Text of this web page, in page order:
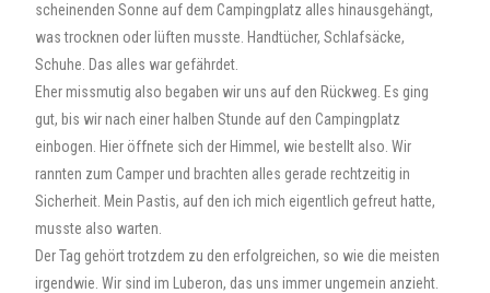
scheinenden Sonne auf dem Campingplatz alles hinausgehängt,
was trocknen oder lüften musste. Handtücher, Schlafsäcke,
Schuhe. Das alles war gefährdet.
Eher missmutig also begaben wir uns auf den Rückweg. Es ging
gut, bis wir nach einer halben Stunde auf den Campingplatz
einbogen. Hier öffnete sich der Himmel, wie bestellt also. Wir
rannten zum Camper und brachten alles gerade rechtzeitig in
Sicherheit. Mein Pastis, auf den ich mich eigentlich gefreut hatte,
musste also warten.
Der Tag gehört trotzdem zu den erfolgreichen, so wie die meisten
irgendwie. Wir sind im Luberon, das uns immer ungemein anzieht.